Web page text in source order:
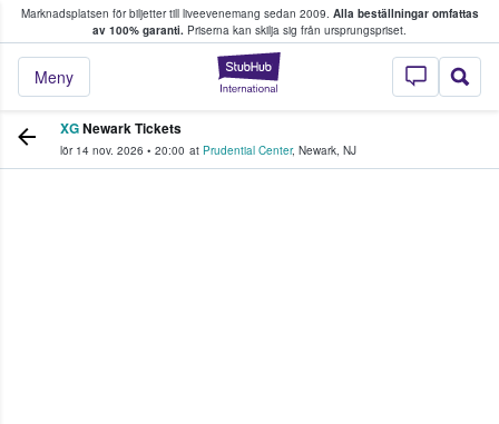
Marknadsplatsen för biljetter till liveevenemang sedan 2009. Alla beställningar omfattas
av 100% garanti. Priserna kan skilja sig från ursprungspriset.
StubHub – där
Meny
köper och säljer biljetter.
XGNewark Tickets
lör 14 nov. 2026 • 20:00 at Prudential Center, Newark, NJ